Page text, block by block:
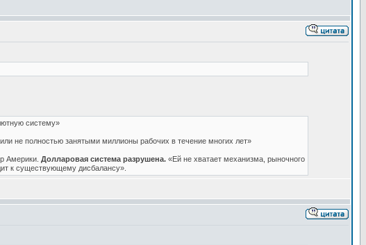
систему»
не полностью занятыми миллионы рабочих в течение многих лет»
Америки. Долларовая система разрушена.«Ей не хватает механизма, рыночного
к существующему дисбалансу».